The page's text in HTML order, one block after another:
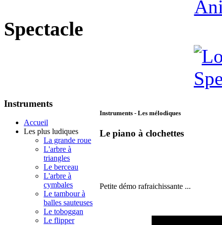
Spectacle
Instruments - Les mélodiques
Le piano à clochettes
Petite démo rafraichissante ...
Instruments
Accueil
Les plus ludiques
La grande roue
L'arbre à
triangles
Le berceau
L'arbre à
cymbales
Le tambour à
balles sauteuses
Le toboggan
Le flipper